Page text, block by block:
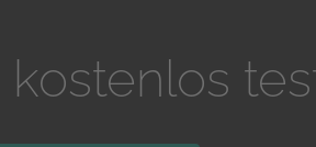
kostenlos